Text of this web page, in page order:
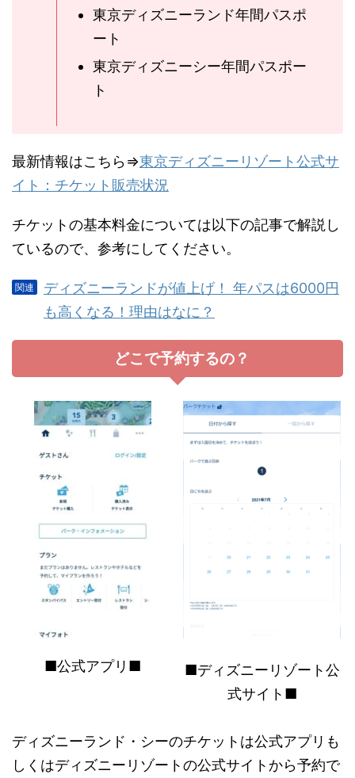
東京ディズニーランド年間パスポ
ート
東京ディズニーシー年間パスポー
ト
最新情報はこちら⇒東京ディズニーリゾート公式サ
イト：チケット販売状況
チケットの基本料金については以下の記事で解説し
ているので、参考にしてください。
ディズニーランドが値上げ！ 年パスは6000円
も高くなる！理由はなに？
どこで予約するの？
■公式アプリ■
■ディズニーリゾート公
式サイト■
ディズニーランド・シーのチケットは公式アプリも
しくはディズニーリゾートの公式サイトから予約で